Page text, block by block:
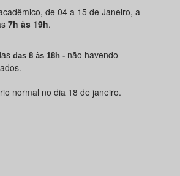
de 04 a 15 de Janeiro, a
7h às 19h.
das 8 às 18h - não havendo
normal no dia 18 de janeiro.